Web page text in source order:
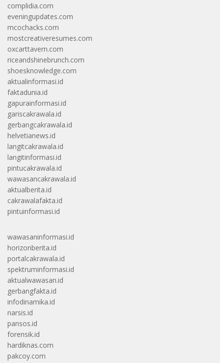
complidia.com
eveningupdates.com
mcochacks.com
mostcreativeresumes.com
oxcarttavern.com
riceandshinebrunch.com
shoesknowledge.com
aktualinformasi.id
faktadunia.id
gapurainformasi.id
gariscakrawala.id
gerbangcakrawala.id
helvetianews.id
langitcakrawala.id
langitinformasi.id
pintucakrawala.id
wawasancakrawala.id
aktualberita.id
cakrawalafakta.id
pintuinformasi.id
wawasaninformasi.id
horizonberita.id
portalcakrawala.id
spektruminformasi.id
aktualwawasan.id
gerbangfakta.id
infodinamika.id
narsis.id
pansos.id
forensik.id
hardiknas.com
pakcoy.com